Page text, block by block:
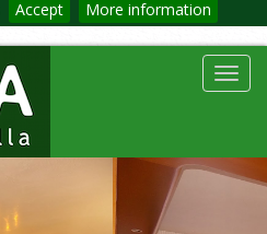
Accept More information